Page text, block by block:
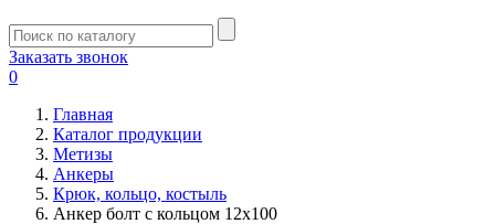
Заказать звонок
0
Главная
Каталог продукции
Метизы
Анкеры
Крюк, кольцо, костыль
Анкер болт с кольцом 12х100